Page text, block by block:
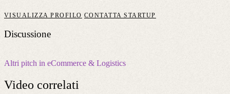
VISUALIZZA PROFILO CONTATTA STARTUP
Discussione
Altri pitch in eCommerce & Logistics
Video correlati